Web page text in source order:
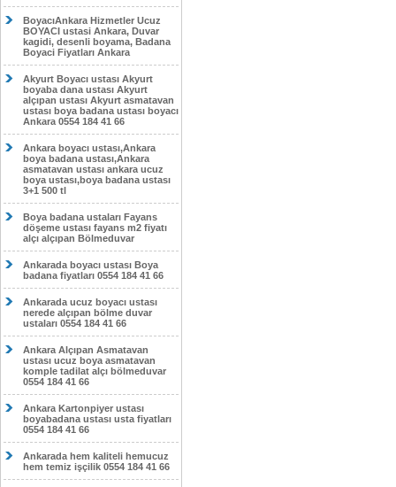
BoyacıAnkara Hizmetler Ucuz
BOYACI ustasi Ankara, Duvar
kagidi, desenli boyama, Badana
Boyaci Fiyatları Ankara
Akyurt Boyacı ustası Akyurt
boyaba dana ustası Akyurt
alçıpan ustası Akyurt asmatavan
ustası boya badana ustası boyacı
Ankara 0554 184 41 66
Ankara boyacı ustası,Ankara
boya badana ustası,Ankara
asmatavan ustası ankara ucuz
boya ustası,boya badana ustası
3+1 500 tl
Boya badana ustaları Fayans
döşeme ustası fayans m2 fiyatı
alçı alçıpan Bölmeduvar
Ankarada boyacı ustası Boya
badana fiyatları 0554 184 41 66
Ankarada ucuz boyacı ustası
nerede alçıpan bölme duvar
ustaları 0554 184 41 66
Ankara Alçıpan Asmatavan
ustası ucuz boya asmatavan
komple tadilat alçı bölmeduvar
0554 184 41 66
Ankara Kartonpiyer ustası
boyabadana ustası usta fiyatları
0554 184 41 66
Ankarada hem kaliteli hemucuz
hem temiz işçilik 0554 184 41 66